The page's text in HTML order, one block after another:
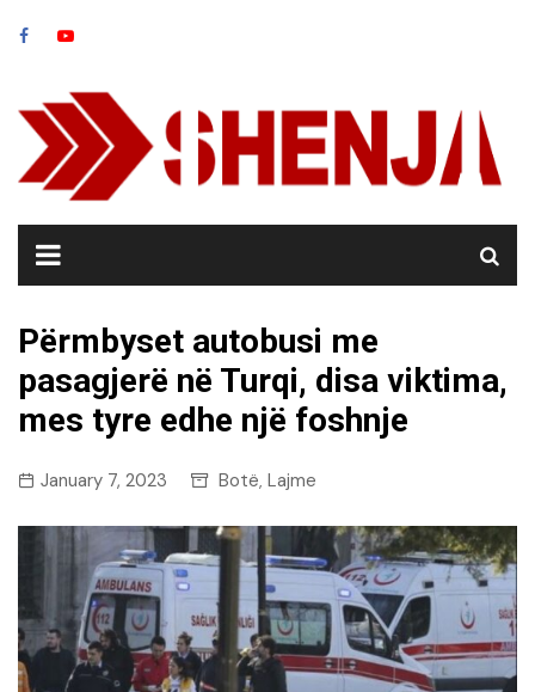
Përmbyset autobusi me
pasagjerë në Turqi, disa viktima,
mes tyre edhe një foshnje
January 7, 2023 Botë, Lajme